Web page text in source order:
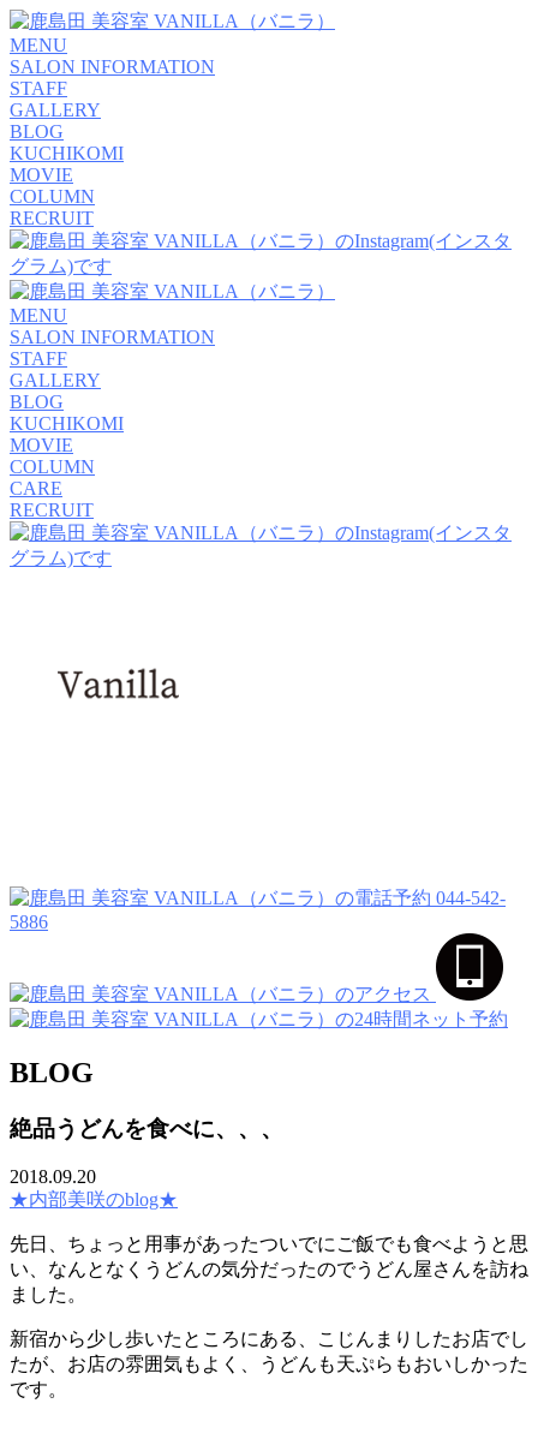
MENU
SALON INFORMATION
STAFF
GALLERY
BLOG
KUCHIKOMI
MOVIE
COLUMN
RECRUIT
MENU
SALON INFORMATION
STAFF
GALLERY
BLOG
KUCHIKOMI
MOVIE
COLUMN
CARE
RECRUIT
044-542-
5886
BLOG
絶品うどんを食べに、、、
2018.09.20
★内部美咲のblog★
先日、ちょっと用事があったついでにご飯でも食べようと思
い、なんとなくうどんの気分だったのでうどん屋さんを訪ね
ました。
新宿から少し歩いたところにある、こじんまりしたお店でし
たが、お店の雰囲気もよく、うどんも天ぷらもおいしかった
です。